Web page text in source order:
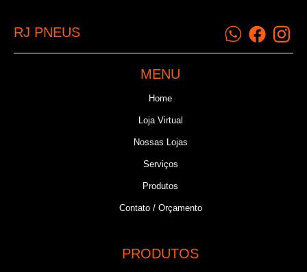
RJ PNEUS
MENU
Home
Loja Virtual
Nossas Lojas
Serviços
Produtos
Contato / Orçamento
PRODUTOS